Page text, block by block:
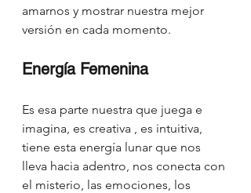
amarnos y mostrar nuestra mejor
versión en cada momento.
Energía Femenina
Es esa parte nuestra que juega e
imagina, es creativa , es intuitiva,
tiene esta energía lunar que nos
lleva hacia adentro, nos conecta con
el misterio, las emociones, los